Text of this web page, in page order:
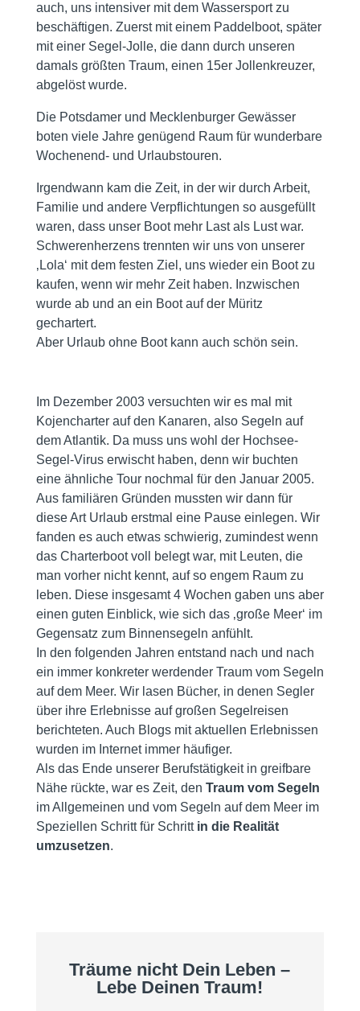
auch, uns intensiver mit dem Wassersport zu
beschäftigen. Zuerst mit einem Paddelboot, später
mit einer Segel-Jolle, die dann durch unseren
damals größten Traum, einen 15er Jollenkreuzer,
abgelöst wurde.
Die Potsdamer und Mecklenburger Gewässer
boten viele Jahre genügend Raum für wunderbare
Wochenend- und Urlaubstouren.
Irgendwann kam die Zeit, in der wir durch Arbeit,
Familie und andere Verpflichtungen so ausgefüllt
waren, dass unser Boot mehr Last als Lust war.
Schwerenherzens trennten wir uns von unserer
‚Lola‘ mit dem festen Ziel, uns wieder ein Boot zu
kaufen, wenn wir mehr Zeit haben. Inzwischen
wurde ab und an ein Boot auf der Müritz
gechartert.
Aber Urlaub ohne Boot kann auch schön sein.
Im Dezember 2003 versuchten wir es mal mit
Kojencharter auf den Kanaren, also Segeln auf
dem Atlantik. Da muss uns wohl der Hochsee-
Segel-Virus erwischt haben, denn wir buchten
eine ähnliche Tour nochmal für den Januar 2005.
Aus familiären Gründen mussten wir dann für
diese Art Urlaub erstmal eine Pause einlegen. Wir
fanden es auch etwas schwierig, zumindest wenn
das Charterboot voll belegt war, mit Leuten, die
man vorher nicht kennt, auf so engem Raum zu
leben. Diese insgesamt 4 Wochen gaben uns aber
einen guten Einblick, wie sich das ‚große Meer‘ im
Gegensatz zum Binnensegeln anfühlt.
In den folgenden Jahren entstand nach und nach
ein immer konkreter werdender Traum vom Segeln
auf dem Meer. Wir lasen Bücher, in denen Segler
über ihre Erlebnisse auf großen Segelreisen
berichteten. Auch Blogs mit aktuellen Erlebnissen
wurden im Internet immer häufiger.
Als das Ende unserer Berufstätigkeit in greifbare
Nähe rückte, war es Zeit, den Traum vom Segeln
im Allgemeinen und vom Segeln auf dem Meer im
Speziellen Schritt für Schrittin die Realität
umzusetzen.
Träume nicht Dein Leben –
Lebe Deinen Traum!